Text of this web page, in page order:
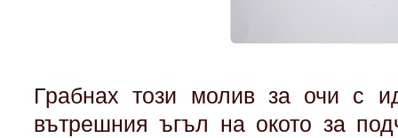
Грабнах този молив за очи с
вътрешния ъгъл на окото за